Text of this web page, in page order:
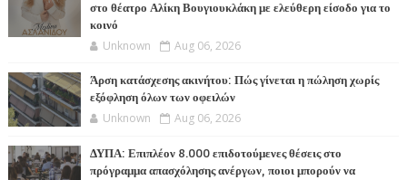
στο θέατρο Αλίκη Βουγιουκλάκη με ελεύθερη είσοδο για το
κοινό
Unknown Aug 06, 2026
Άρση κατάσχεσης ακινήτου: Πώς γίνεται η πώληση χωρίς
εξόφληση όλων των οφειλών
Unknown Aug 06, 2026
ΔΥΠΑ: Επιπλέον 8.000 επιδοτούμενες θέσεις στο
πρόγραμμα απασχόλησης ανέργων, ποιοι μπορούν να